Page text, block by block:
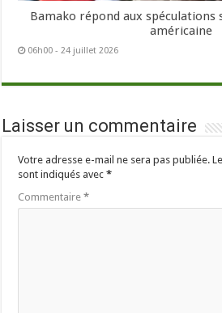
Bamako répond aux
américaine
06h00 - 24 juillet 2026
Laisser un commentaire
Votre adresse e-mail ne sera pas publiée.
sont indiqués avec*
Commentaire*